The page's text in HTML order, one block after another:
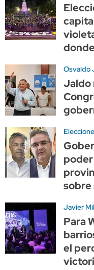
Osvaldo
Jaldo
sobre
Javier
Para
el